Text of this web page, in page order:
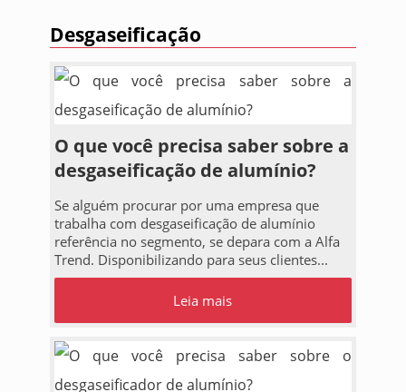
Desgaseificação
O que você precisa saber sobre a
desgaseificação de alumínio?
Se alguém procurar por uma empresa que
trabalha com desgaseificação de alumínio
referência no segmento, se depara com a Alfa
Trend. Disponibilizando para seus clientes...
Leia mais